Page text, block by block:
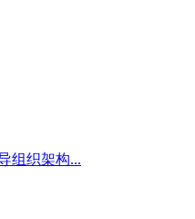
组织架构...